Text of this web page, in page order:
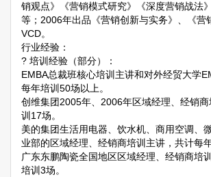
销观点》《营销模式研究》《深度营销战法
等；2006年出品《营销创新与实务》、《营
VCD。
行业经验：
? 培训经验（部分）：
EMBA总裁班核心培训主讲和对外经贸大学
每年培训50场以上。
创维集团2005年、2006年区域经理、经销
训17场。
美的集团生活用电器、饮水机、商用空调、
业部的区域经理、经销商培训主讲，共计每
广东东鹏陶瓷全国地区区域经理、经销商培
培训3场。